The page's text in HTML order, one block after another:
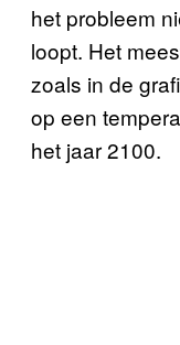
het probleem
loopt. Het
zoals in de
op een
het jaar 2100.